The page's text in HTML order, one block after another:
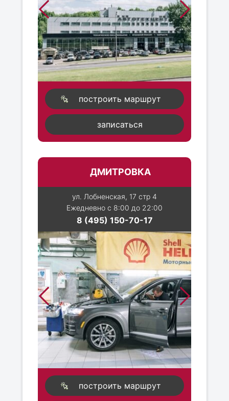
построить маршрут
записаться
ДМИТРОВКА
ул. Лобненская, 17 стр 4
Ежедневно с 8:00 до 22:00
8 (495) 150-70-17
построить маршрут